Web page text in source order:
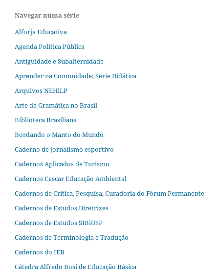
Navegar numa série
Alforja Educativa
Agenda Política Pública
Antiguidade e Subalternidade
Aprender na Comunidade; Série Didática
Arquivos NEHiLP
Arte da Gramática no Brasil
Biblioteca Brasiliana
Bordando o Manto do Mundo
Caderno de jornalismo esportivo
Cadernos Aplicados de Turismo
Cadernos Cescar Educação Ambiental
Cadernos de Crítica, Pesquisa, Curadoria do Fórum Permanente
Cadernos de Estudos Diretrizes
Cadernos de Estudos SIBiUSP
Cadernos de Terminologia e Tradução
Cadernos do IEB
Cátedra Alfredo Bosi de Educação Básica